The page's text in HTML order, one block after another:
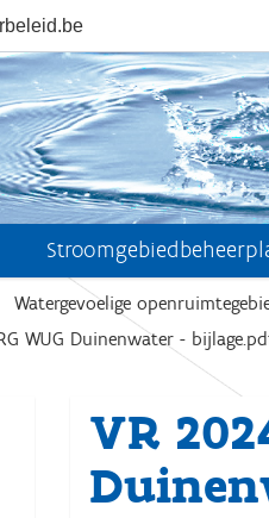
Watergevoelige
WUG Duinenwater -
VR